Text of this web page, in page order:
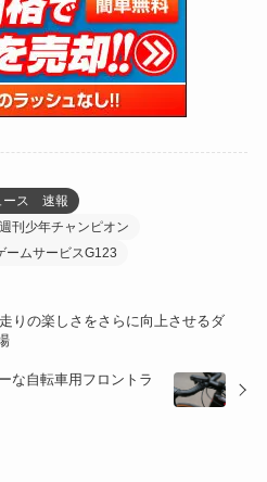
(64)
(47)
(41)
(35)
(41)
(12)
ース 速報
週刊少年チャンピオン
ームサービスG123
りの楽しさをさらに向上させるダ
な自転車用フロントラ